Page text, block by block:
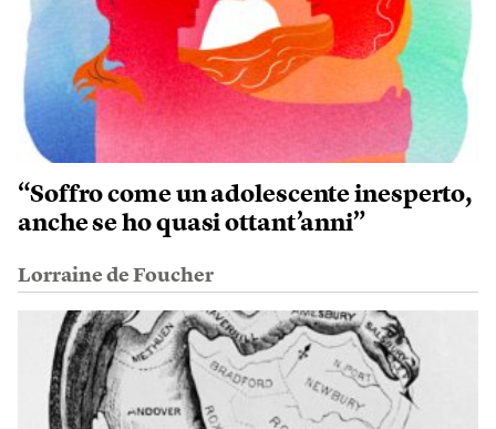
“Soffro come un adolescente inesperto,
anche se ho quasi ottant’anni”
Lorraine de Foucher